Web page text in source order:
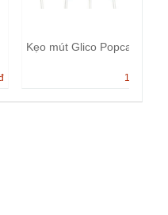
Kẹo mút Glico Popcan
13,000.00